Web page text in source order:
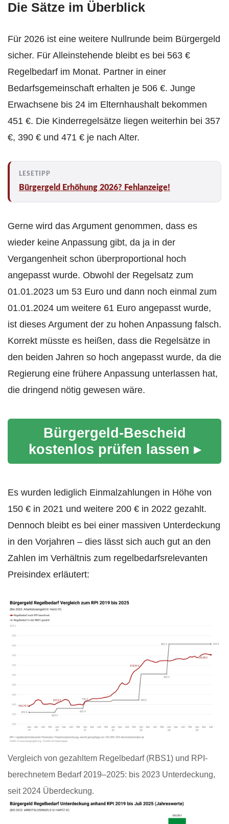
Die Sätze im Überblick
Für 2026 ist eine weitere Nullrunde beim Bürgergeld
sicher. Für Alleinstehende bleibt es bei 563 €
Regelbedarf im Monat. Partner in einer
Bedarfsgemeinschaft erhalten je 506 €. Junge
Erwachsene bis 24 im Elternhaushalt bekommen
451 €. Die Kinderregelsätze liegen weiterhin bei 357
€, 390 € und 471 € je nach Alter.
Bürgergeld Erhöhung 2026? Fehlanzeige!
Gerne wird das Argument genommen, dass es
wieder keine Anpassung gibt, da ja in der
Vergangenheit schon überproportional hoch
angepasst wurde. Obwohl der Regelsatz zum
01.01.2023 um 53 Euro und dann noch einmal zum
01.01.2024 um weitere 61 Euro angepasst wurde,
ist dieses Argument der zu hohen Anpassung falsch.
Korrekt müsste es heißen, dass die Regelsätze in
den beiden Jahren so hoch angepasst wurde, da die
Regierung eine frühere Anpassung unterlassen hat,
die dringend nötig gewesen wäre.
Bürgergeld-Bescheid
kostenlos prüfen lassen ▸
Es wurden lediglich Einmalzahlungen in Höhe von
150 € in 2021 und weitere 200 € in 2022 gezahlt.
Dennoch bleibt es bei einer massiven Unterdeckung
in den Vorjahren – dies lässt sich auch gut an den
Zahlen im Verhältnis zum regelbedarfsrelevanten
Preisindex erläutert:
Vergleich von gezahltem Regelbedarf (RBS1) und RPI-
berechnetem Bedarf 2019–2025: bis 2023 Unterdeckung,
seit 2024 Überdeckung.